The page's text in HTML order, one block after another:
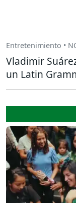
Entretenimiento •
Vladimir
un Latin